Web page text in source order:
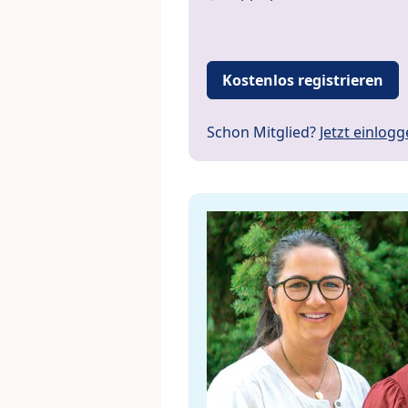
Kostenlos registrieren
Schon Mitglied? Jetzt